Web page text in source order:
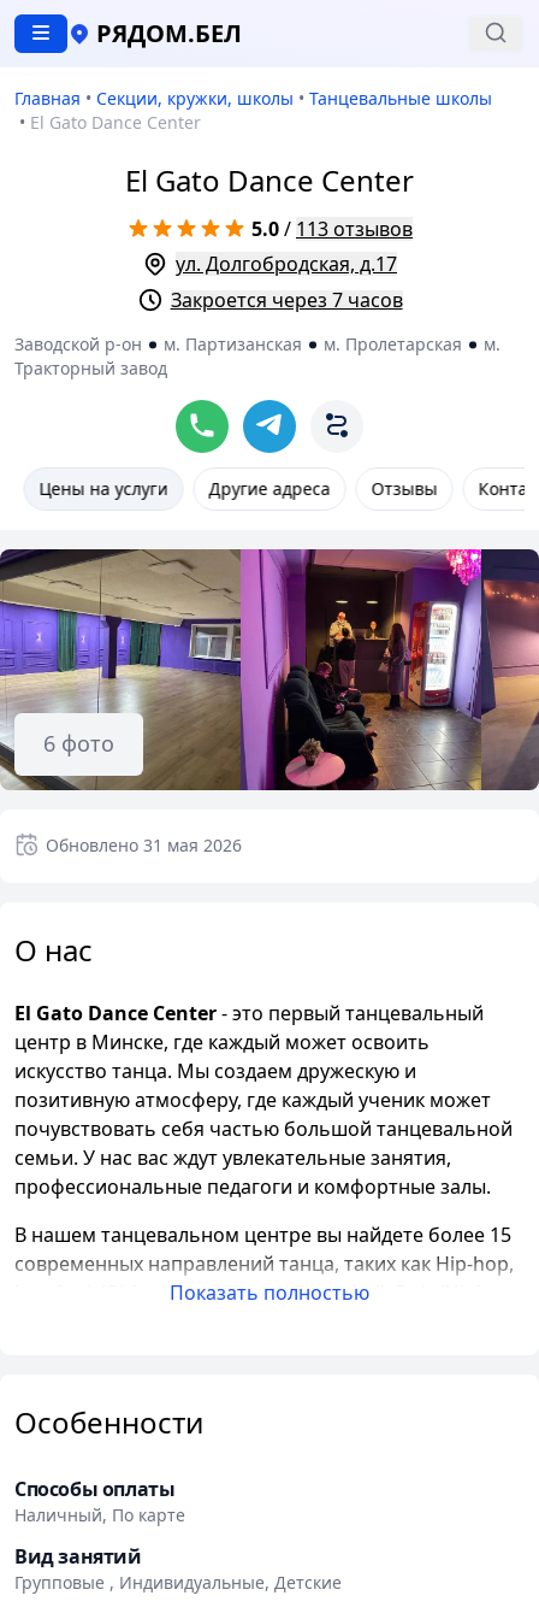
РЯДОМ.БЕЛ
Главная • Секции, кружки, школы • Танцевальные школы
• El Gato Dance Center
El Gato Dance Center
5.0/ 113 отзывов
ул. Долгобродская, д.17
Закроется через 7 часов
Заводской р-он м. Партизанская м. Пролетарская
м.
Тракторный завод
Цены на услуги Другие адреса Отзывы
6 фото
Обновлено 31 мая 2026
О нас
El Gato Dance Center- это первый танцевальный
центр в Минске, где каждый может освоить
искусство танца. Мы создаем дружескую и
позитивную атмосферу, где каждый ученик может
почувствовать себя частью большой танцевальной
семьи. У нас вас ждут увлекательные занятия,
профессиональные педагоги и комфортные залы.
В нашем танцевальном центре вы найдете более 15
современных направлений танца, таких как Hip-hop,
Jazz-funk/Girly choreo, Vogue, Dancehall, Strip/High
многолетним стажем преподавания и мастер-
различными техниками и стилями, раскрыть свой
потенциал и стать уверенными танцорами.
El Gato Dance Center сотрудничает с крупными
корпоративными клиентами, такими как Velcom,
Показать полностью
Особенности
Способы оплаты
Наличный, По карте
Вид занятий
Групповые , Индивидуальные, Детские